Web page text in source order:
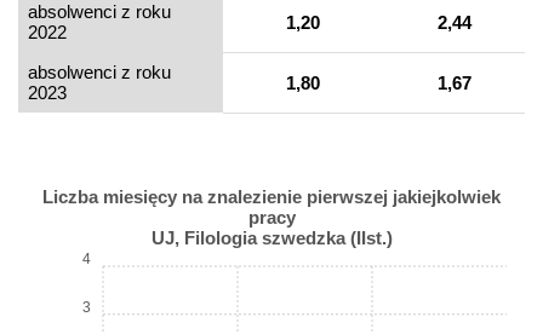
absolwenci z roku
2022
1,20 2,44
absolwenci z roku
2023
1,80 1,67
Liczba miesięcy na znalezienie pierwszej jakiejkolwiek
pracy
UJ, Filologia szwedzka (IIst.)
3
4